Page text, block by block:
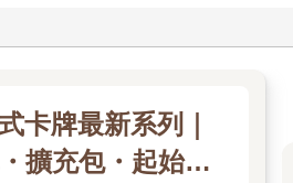
卡牌最新系列｜
擴充包・起始牌